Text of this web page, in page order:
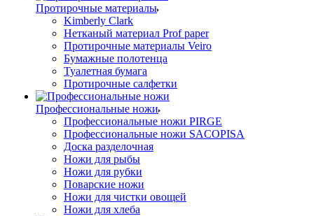
Протирочные материалы
Kimberly Clark
Нетканый материал Prof paper
Протирочные материалы Veiro
Бумажные полотенца
Туалетная бумага
Протирочные салфетки
Профессиональные ножи
Профессиональные ножи PIRGE
Профессиональные ножи SACOPISA
Доска разделочная
Ножи для рыбы
Ножи для рубки
Поварские ножи
Ножи для чистки овощей
Ножи для хлеба